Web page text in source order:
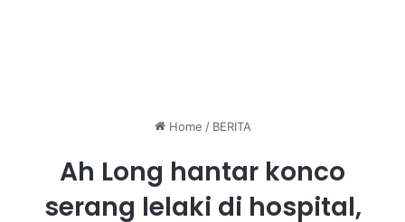
Home / BERITA
Ah Long hantar konco
serang lelaki di hospital,